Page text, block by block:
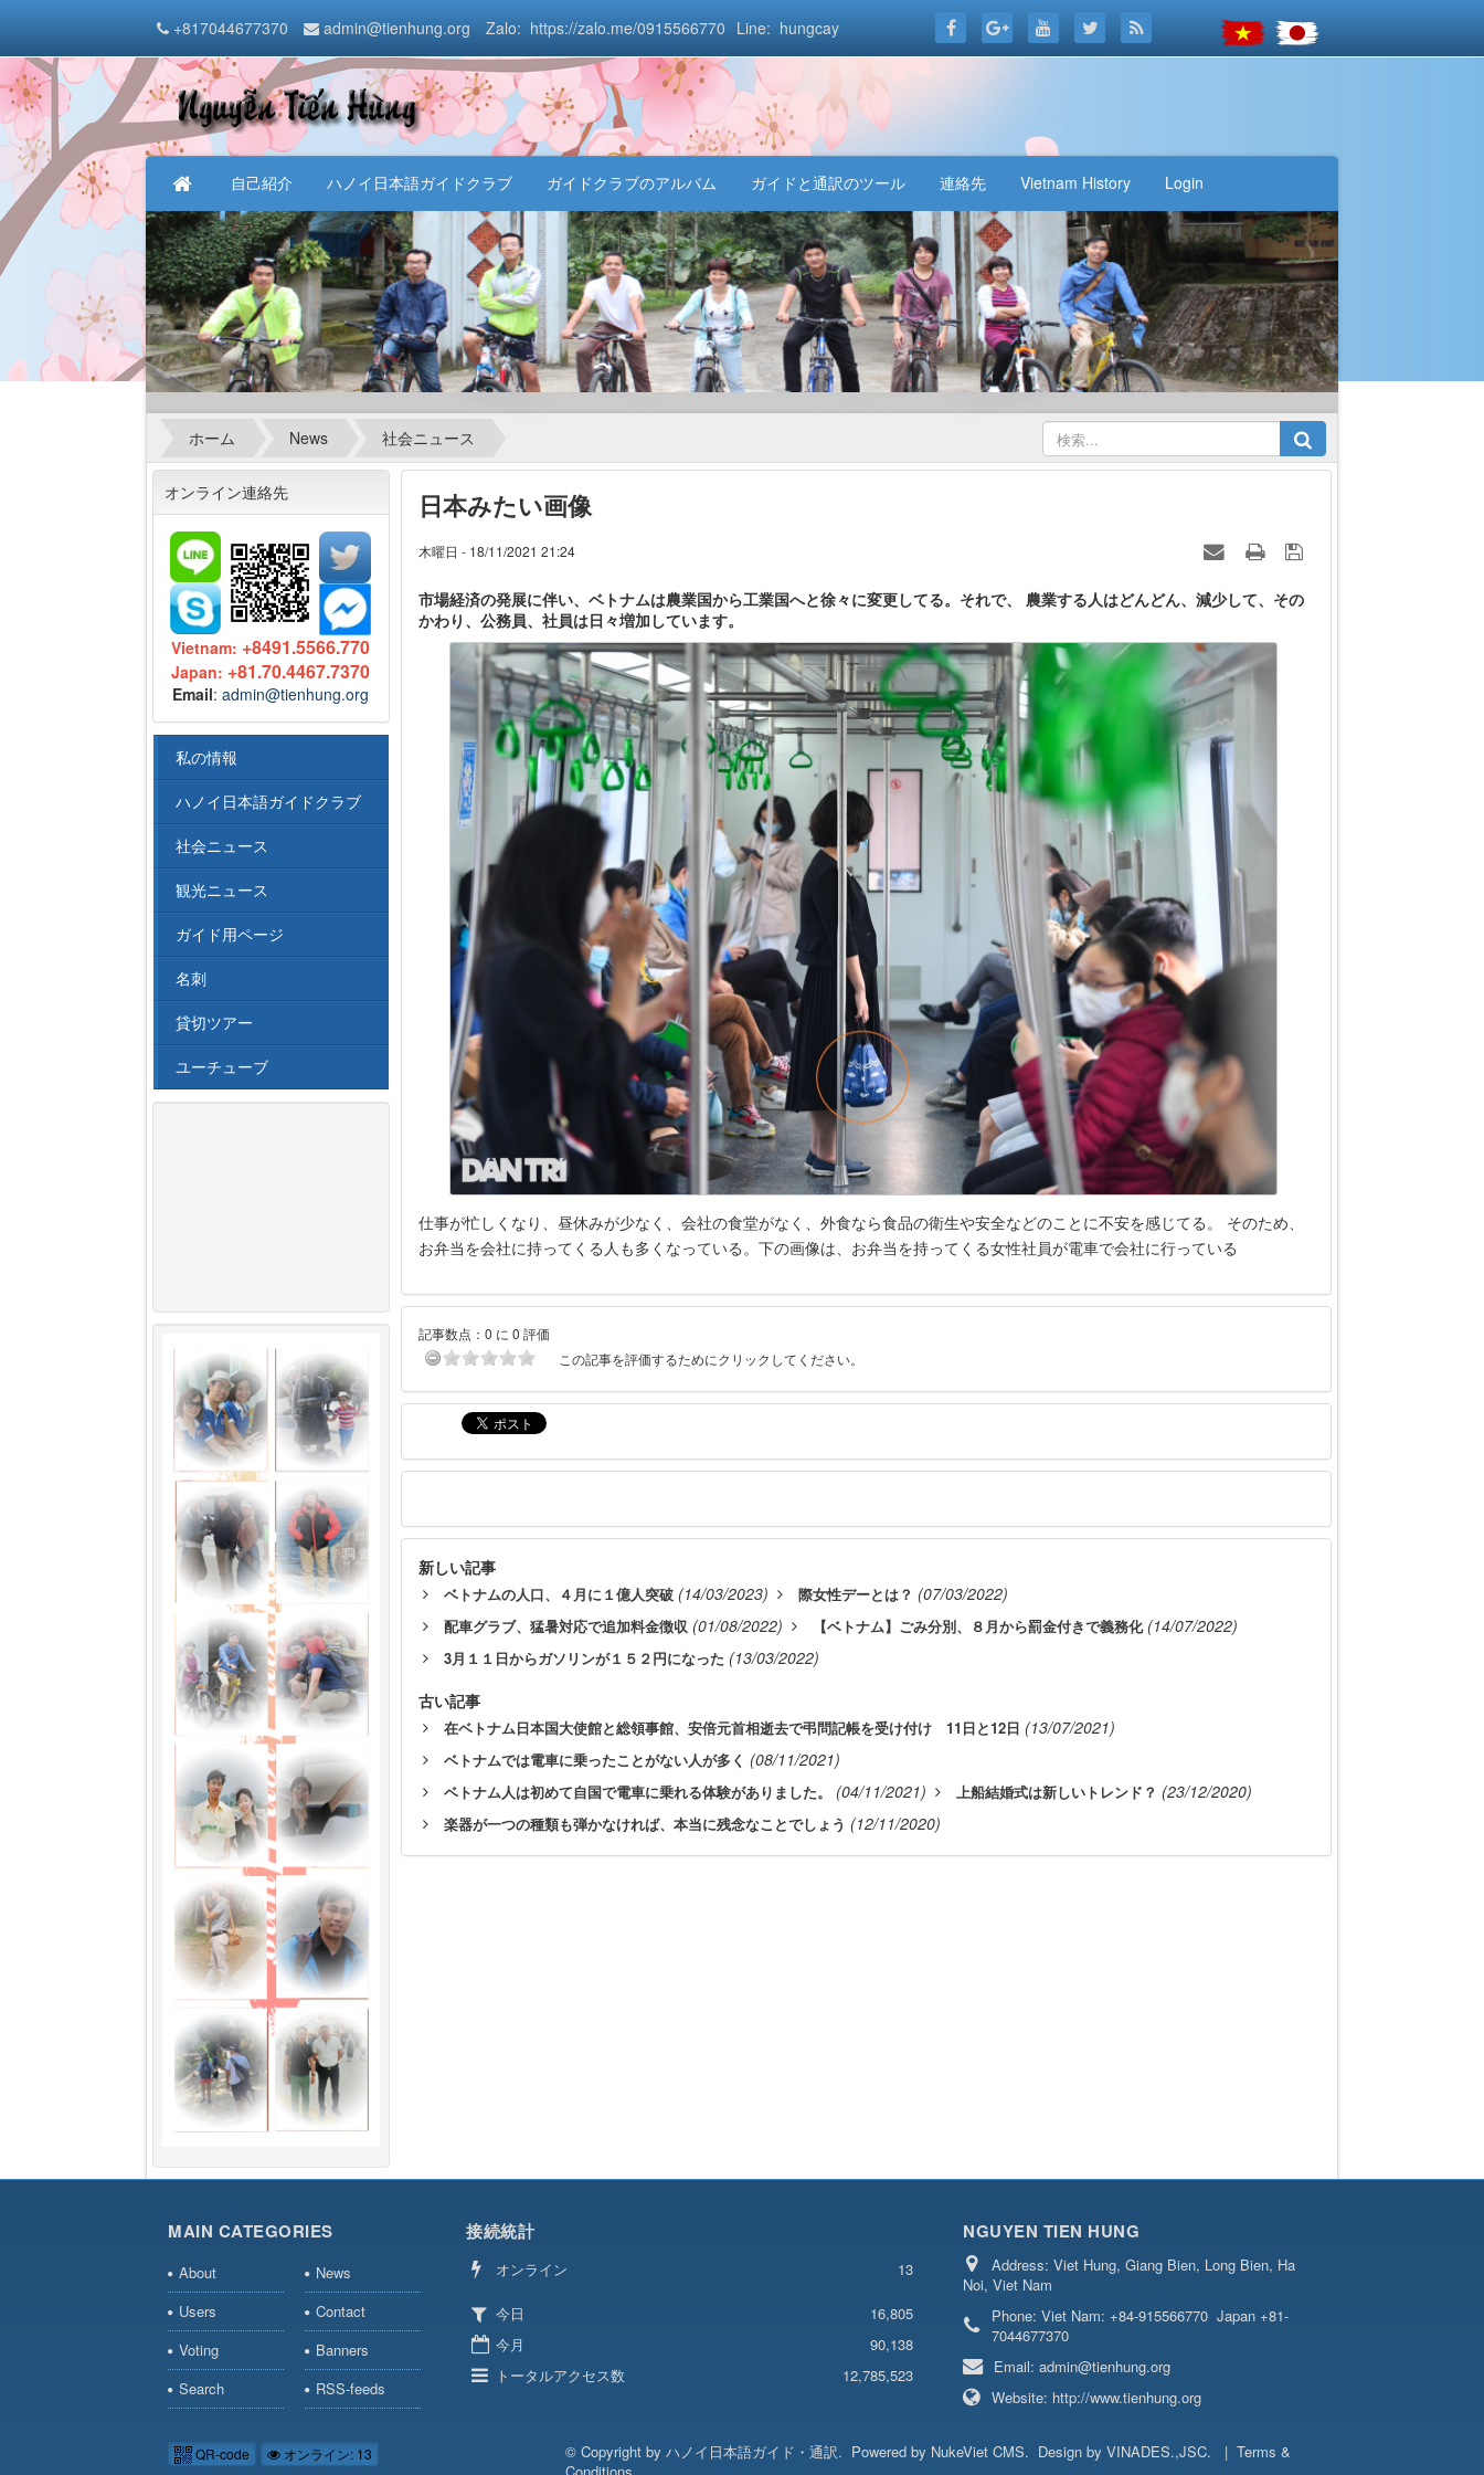
自己紹介 ハノイ日本語ガイドクラブ ガイドクラブのアルバム ガイドと通訳のツール 連絡先 Vietnam History Login
+817044677370 admin@tienhung.org Zalo: https://zalo.me/0915566770 Line: hungcay
ホーム News 社会ニュース
日本みたい画像
木曜日 - 18/11/2021 21:24
市場経済の発展に伴い、ベトナムは農業国から工業国へと徐々に変更してる。それで、 農業する人はどんどん、減少して、その
かわり、公務員、社員は日々増加しています。
仕事が忙しくなり、昼休みが少なく、会社の食堂がなく、外食なら食品の衛生や安全などのことに不安を感じてる。 そのため、
お弁当を会社に持ってくる人も多くなっている。下の画像は、お弁当を持ってくる女性社員が電車で会社に行っている
記事数点：0 に 0 評価
この記事を評価するためにクリックしてください。
新しい記事
ベトナムの人口、４月に１億人突破 (14/03/2023) 際女性デーとは？ (07/03/2022)
配車グラブ、猛暑対応で追加料金徴収 (01/08/2022) 【ベトナム】ごみ分別、８月から罰金付きで義務化 (14/07/2022)
3月１１日からガソリンが１５２円になった (13/03/2022)
古い記事
在ベトナム日本国大使館と総領事館、安倍元首相逝去で弔問記帳を受け付け 11日と12日 (13/07/2021)
ベトナムでは電車に乗ったことがない人が多く (08/11/2021)
ベトナム人は初めて自国で電車に乗れる体験がありました。 (04/11/2021) 上船結婚式は新しいトレンド？ (23/12/2020)
楽器が一つの種類も弾かなければ、本当に残念なことでしょう (12/11/2020)
オンライン連絡先
Vietnam: +8491.5566.770
Japan: +81.70.4467.7370
Email:admin@tienhung.org
私の情報
ハノイ日本語ガイドクラブ
社会ニュース
観光ニュース
ガイド用ページ
名刺
貸切ツアー
ユーチューブ
MAIN CATEGORIES
About
News
Users
Contact
Voting
Banners
Search
RSS-feeds
接続統計
オンライン 13
今日
16,805
今月
90,138
トータルアクセス数
12,785,523
NGUYEN TIEN HUNG
Address: Viet Hung, Giang Bien, Long Bien, Ha
Noi, Viet Nam
Phone: Viet Nam: +84-915566770 Japan +81-
7044677370
Email: admin@tienhung.org
Website: http://www.tienhung.org
QR-code オンライン: 13 © Copyright by ハノイ日本語ガイド・通訳. Powered by NukeViet CMS. Design by VINADES.,JSC. | Terms &
Conditions